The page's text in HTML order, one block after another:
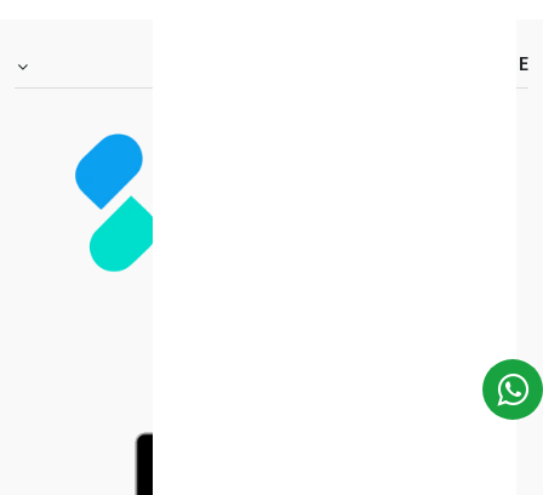
FOOTER.ABOUTTITLE